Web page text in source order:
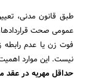
طبق قانون مدنی،
عمومی صحت
فوت زن یا عدم رابطه
نیست. این موارد
حداقل مهریه در عقد